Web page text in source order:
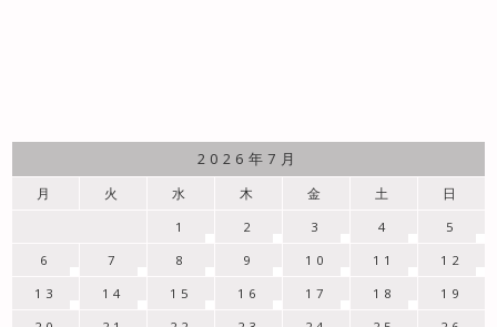
2026年7月
月 火 水 木 金 土 日
1 2 3 4
5
6
7 8 9 10 11
12
13
14 15 16 17 18
19